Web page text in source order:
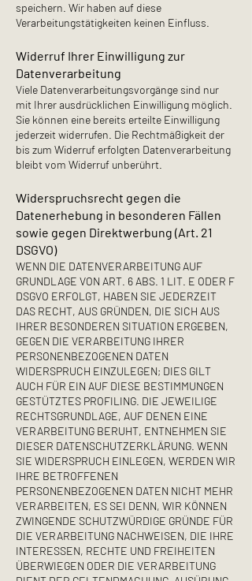
speichern. Wir haben auf diese
Verarbeitungstätigkeiten keinen Einfluss.
Widerruf Ihrer Einwilligung zur
Datenverarbeitung
Viele Datenverarbeitungsvorgänge sind nur
mit Ihrer ausdrücklichen Einwilligung möglich.
Sie können eine bereits erteilte Einwilligung
jederzeit widerrufen. Die Rechtmäßigkeit der
bis zum Widerruf erfolgten Datenverarbeitung
bleibt vom Widerruf unberührt.
Widerspruchsrecht gegen die
Datenerhebung in besonderen Fällen
sowie gegen Direktwerbung (Art. 21
DSGVO)
WENN DIE DATENVERARBEITUNG AUF
GRUNDLAGE VON ART. 6 ABS. 1 LIT. E ODER F
DSGVO ERFOLGT, HABEN SIE JEDERZEIT
DAS RECHT, AUS GRÜNDEN, DIE SICH AUS
IHRER BESONDEREN SITUATION ERGEBEN,
GEGEN DIE VERARBEITUNG IHRER
PERSONENBEZOGENEN DATEN
WIDERSPRUCH EINZULEGEN; DIES GILT
AUCH FÜR EIN AUF DIESE BESTIMMUNGEN
GESTÜTZTES PROFILING. DIE JEWEILIGE
RECHTSGRUNDLAGE, AUF DENEN EINE
VERARBEITUNG BERUHT, ENTNEHMEN SIE
DIESER DATENSCHUTZERKLÄRUNG. WENN
SIE WIDERSPRUCH EINLEGEN, WERDEN WIR
IHRE BETROFFENEN
PERSONENBEZOGENEN DATEN NICHT MEHR
VERARBEITEN, ES SEI DENN, WIR KÖNNEN
ZWINGENDE SCHUTZWÜRDIGE GRÜNDE FÜR
DIE VERARBEITUNG NACHWEISEN, DIE IHRE
INTERESSEN, RECHTE UND FREIHEITEN
ÜBERWIEGEN ODER DIE VERARBEITUNG